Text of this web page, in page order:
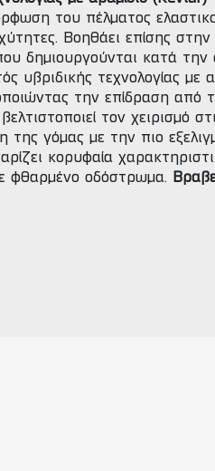
του πέλματος
Βοηθάει επίσης
δημιουργούνται κατά την
υβριδικής τεχνολογίας με
την επίδραση από
τον χειρισμό
της γόμας με την πιο
κορυφαία
φθαρμένο οδόστρωμα.